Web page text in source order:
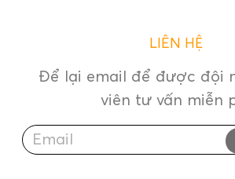
LIÊN HỆ
Để lại email để được đội
viên tư vấn miễn